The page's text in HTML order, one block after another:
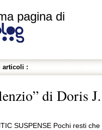
pagina di
articoli :
di Doris J.
SUSPENSE Pochi resti che